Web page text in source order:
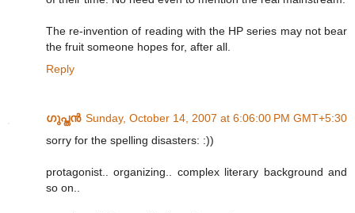
The re-invention of reading with the HP series may not bear
the fruit someone hopes for, after all.
Reply
ഗുപ്തന്‍ Sunday, October 14, 2007 at 6:06:00 PM GMT+5:30
sorry for the spelling disasters: :))
protagonist.. organizing.. complex literary background and
so on..